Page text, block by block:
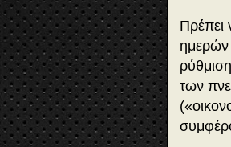
Πρέπει
ημερών
των